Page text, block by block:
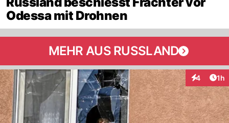
Odessa mit Drohnen
MEHR AUS RUSSLAND
4 1h